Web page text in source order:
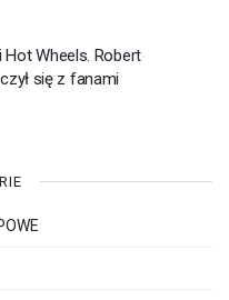
Hot Wheels. Robert
się z fanami